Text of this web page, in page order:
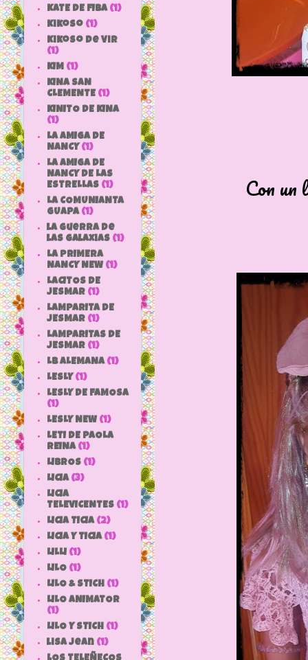
Con un
KATE DE FIBA (1)
Kikoso (1)
Kikoso de Vir
(1)
KIM (1)
KINA SAN
CLEMENTE (1)
KINITO DE KINA
(1)
LA AMIGA DE
NANCY (1)
LA AMIGA DE
NANCY DE LAS
ESTRELLAS (1)
LA COMUNIANTA
GUAPA (1)
la guerra de
las galaxias (1)
LA PRIMERA
NANCY NEW (1)
LACITOS DE
JESMAR (1)
LAMPARITA DE
JESMAR (1)
LAMPARITAS DE
JESMAR (1)
LB ALEMANA (1)
LESLY (1)
LESLY DE FAMOSA
(1)
LESLY NEW (1)
LETI DE PAOLA
REINA (1)
LIBROS (1)
LICIA (3)
LICIA
TELEVICENTES (1)
LICIA TICIA (2)
LICIA Y TICIA (1)
LILLI (1)
LILO (1)
LILO & STICH (1)
LILO ANIMATOR
(1)
LILO Y STICH (1)
lisa jean (1)